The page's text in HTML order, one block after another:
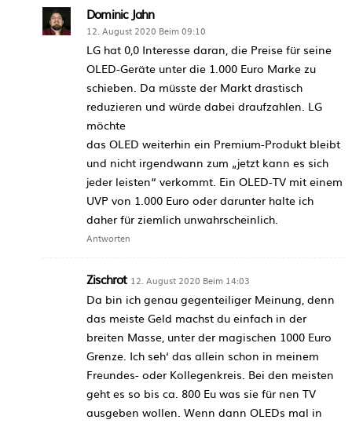
Dominic Jahn
12. August 2020 Beim 09:10
LG hat 0,0 Interesse daran, die Preise für seine
OLED-Geräte unter die 1.000 Euro Marke zu
schieben. Da müsste der Markt drastisch
reduzieren und würde dabei draufzahlen. LG
möchte
das OLED weiterhin ein Premium-Produkt bleibt
und nicht irgendwann zum „jetzt kann es sich
jeder leisten“ verkommt. Ein OLED-TV mit einem
UVP von 1.000 Euro oder darunter halte ich
daher für ziemlich unwahrscheinlich.
Antworten
Zischrot 12. August 2020 Beim 14:03
Da bin ich genau gegenteiliger Meinung, denn
das meiste Geld machst du einfach in der
breiten Masse, unter der magischen 1000 Euro
Grenze. Ich seh‘ das allein schon in meinem
Freundes- oder Kollegenkreis. Bei den meisten
geht es so bis ca. 800 Eu was sie für nen TV
ausgeben wollen. Wenn dann OLEDs mal in